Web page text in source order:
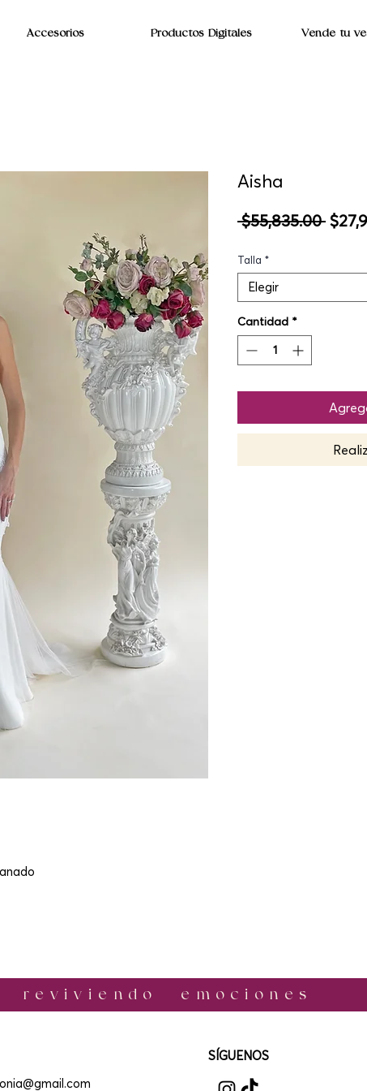
Accesorios Productos Digitales Vende tu
Aisha
$55,835.00
Talla *
Elegir
Cantidad *
r e v i v i e n d o e m o c i o n e s
​SÍGUENOS